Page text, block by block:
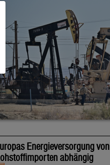
Energieversorgung von
abhängig